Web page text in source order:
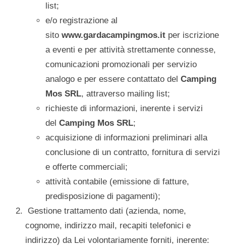
list;
e/o registrazione al
sito www.gardacampingmos.it per iscrizione
a eventi e per attività strettamente connesse,
comunicazioni promozionali per servizio
analogo e per essere contattato del Camping
Mos SRL, attraverso mailing list;
richieste di informazioni, inerente i servizi
del Camping Mos SRL;
acquisizione di informazioni preliminari alla
conclusione di un contratto, fornitura di servizi
e offerte commerciali;
attività contabile (emissione di fatture,
predisposizione di pagamenti);
Gestione trattamento dati (azienda, nome,
cognome, indirizzo mail, recapiti telefonici e
indirizzo) da Lei volontariamente forniti, inerente: